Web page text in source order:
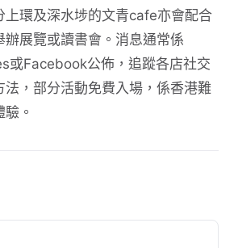
上環及深水埗的文青cafe亦會配合
辦展覽或讀書會。消息通常係
或Facebook公佈，追蹤各店社交
法，部分活動免費入場，係香港難
。